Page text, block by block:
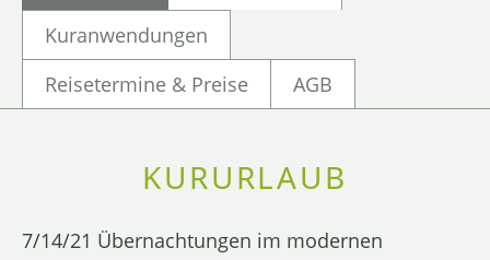
Kuranwendungen
Reisetermine & Preise
AGB
KURURLAUB
7/14/21 Übernachtungen im modernen